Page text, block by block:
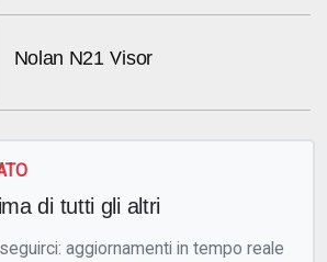
Nolan N21 Visor
di tutti gli altri
aggiornamenti in tempo reale